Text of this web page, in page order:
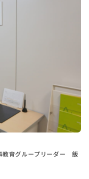
教育グループリーダー 飯